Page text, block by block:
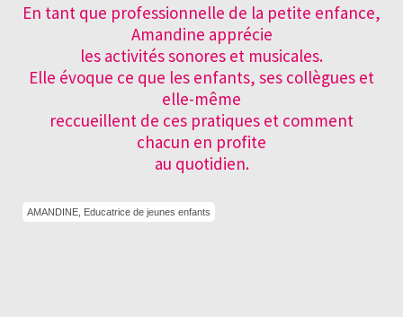
En tant que professionnelle de la petite enfance,
Amandine apprécie
les activités sonores et musicales.
Elle évoque ce que les enfants, ses collègues et
elle-même
reccueillent de ces pratiques et comment
chacun en profite
au quotidien.
AMANDINE, Educatrice de jeunes enfants